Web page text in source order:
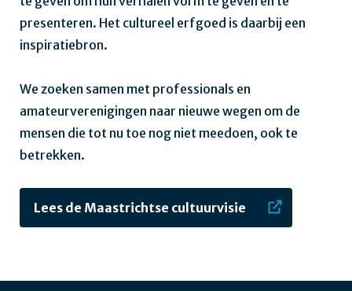
presenteren. Het cultureel erfgoed is daarbij een
inspiratiebron.
We zoeken samen met professionals en
amateurverenigingen naar nieuwe wegen om de
mensen die tot nu toe nog niet meedoen, ook te
betrekken.
Lees de Maastrichtse cultuurvisie